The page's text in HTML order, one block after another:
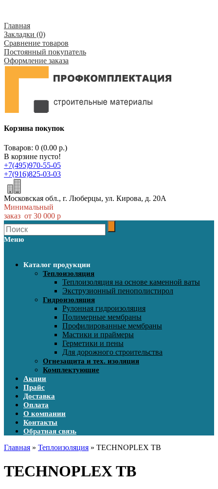
Главная
Закладки (0)
Сравнение товаров
Постоянный покупатель
Оформление заказа
Корзина покупок
Товаров: 0 (0.00 р.)
В корзине пусто!
+7(495)970-55-05
+7(916)825-03-03
Московская обл., г. Люберцы, ул. Кирова, д. 20А
Минимальный
заказ от 30 000 р
Меню
Каталог продукции
Теплоизоляция
Теплоизоляция на основе каменной ваты
Экструзионный пенополистирол
Гидроизоляция
Рулонная гидроизоляция
Полимерные мембраны
Профилированные мембраны
Мастики и праймеры
Герметики и пены
Для дорожного строительства
Огнезащита и тех. изоляция
Комплектующие
Акции
Прайс
Доставка
Оплата
О компании
Контакты
Обратная связь
Главная » Теплоизоляция » TECHNOPLEX TB
TECHNOPLEX TB